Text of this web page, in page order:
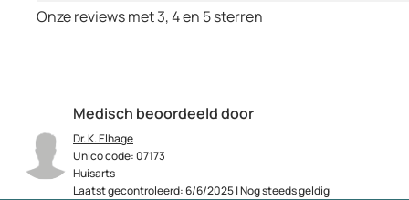
Medisch beoordeeld door
Dr. K. Elhage
Unico code: 07173
Huisarts
Laatst gecontroleerd: 6/6/2025 | Nog steeds geldig
Onze reviews met 3, 4 en 5 sterren